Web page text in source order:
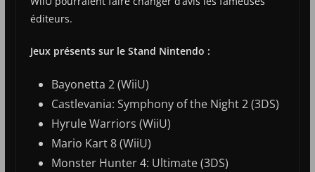
éditeurs.
Jeux présents sur le Stand Nintendo :
Bayonetta 2 (WiiU)
Castlevania: Symphony of the Night 2 (3DS)
Hyrule Warriors (WiiU)
Mario Kart 8 (WiiU)
Monster Hunter 4: Ultimate (3DS)